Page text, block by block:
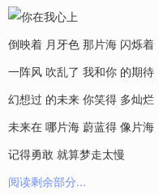
倒映着 月牙色 那片海 闪烁着
一阵风 吹乱了 我和你 的期待
幻想过 的未来 你笑得 多灿烂
未来在 哪片海 蔚蓝得 像片海
记得勇敢 就算梦走太慢
阅读剩余部分...